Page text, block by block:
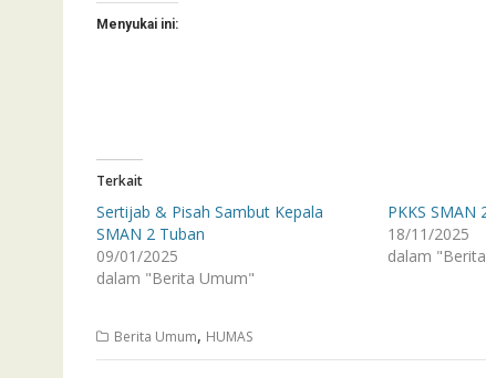
Menyukai ini:
Terkait
Sertijab & Pisah Sambut Kepala
SMAN 2 Tuban
09/01/2025
dalam "Berita Umum"
PKKS SMAN
18/11/2025
dalam
Berita Umum, HUMAS